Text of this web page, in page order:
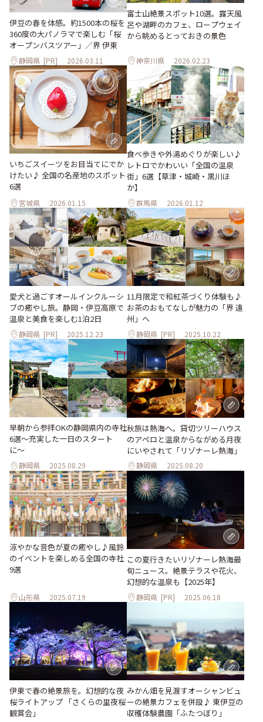
伊豆の春を体感。約1500本の桜を
360度の大パノラマで楽しむ「桜
オープンバスツアー」／界 伊東
静岡県 [PR] 2026.03.11
富士山絶景スポット10選。露天風
呂や湖畔のカフェ、ロープウェイ
から眺めるとっておきの景色
神奈川県 2026.02.23
いちごスイーツをお目当てにでか
けたい♪ 全国の名産地のスポット
6選
宮城県 2026.01.15
食べ歩きや外湯めぐりが楽しい♪
レトロでかわいい「全国の温泉
街」6選【草津・城崎・黒川ほ
か】
群馬県 2026.01.12
愛犬と過ごすオールインクルーシ
ブの癒やし旅。静岡・伊豆高原で
温泉と美食を楽しむ1泊2日
静岡県 [PR] 2025.12.23
11月限定で和紅茶づくり体験も♪
お茶のおもてなしが魅⼒の「界 遠
州」へ
静岡県 [PR] 2025.10.22
早朝から参拝OKの静岡県内の寺社
6選〜充実した一日のスタート
に〜
静岡県 2025.08.29
秋旅は熱海へ。貸切ツリーハウス
のアペロと温泉からながめる月夜
にいやされて「リゾナーレ熱海」
静岡県 2025.08.20
涼やかな音色が夏の癒やし♪風鈴
のイベントを楽しめる全国の寺社
9選
山形県 2025.07.19
この夏行きたいリゾナーレ熱海最
旬ニュース。絶景テラスや花火、
幻想的な温泉も【2025年】
静岡県 [PR] 2025.06.18
伊東で春の絶景旅を。幻想的な夜
桜ライトアップ 「さくらの里夜桜
観賞会」
みかん畑を見渡すオーシャンビュ
ーの絶景カフェを併設♪ 東伊豆の
収穫体験農園「ふたつぼり」